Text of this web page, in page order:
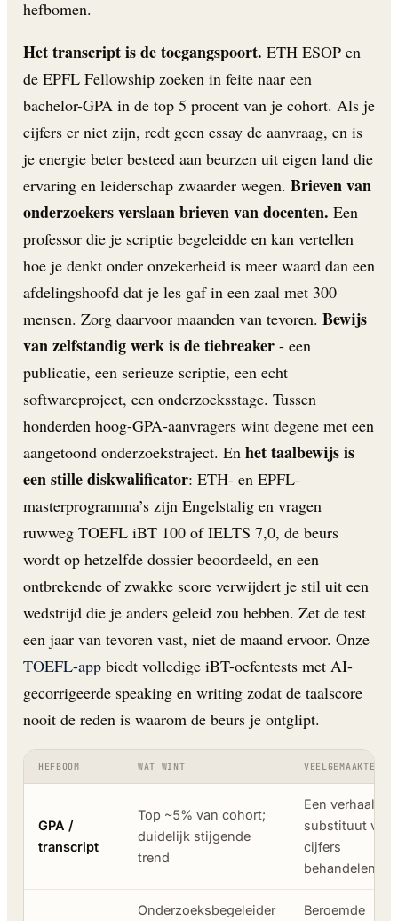
hefbomen.
Het transcript is de toegangspoort. ETH ESOP en
de EPFL Fellowship zoeken in feite naar een
bachelor-GPA in de top 5 procent van je cohort. Als je
cijfers er niet zijn, redt geen essay de aanvraag, en is
je energie beter besteed aan beurzen uit eigen land die
ervaring en leiderschap zwaarder wegen. Brieven van
onderzoekers verslaan brieven van docenten. Een
professor die je scriptie begeleidde en kan vertellen
hoe je denkt onder onzekerheid is meer waard dan een
afdelingshoofd dat je les gaf in een zaal met 300
mensen. Zorg daarvoor maanden van tevoren. Bewijs
van zelfstandig werk is de tiebreaker - een
publicatie, een serieuze scriptie, een echt
softwareproject, een onderzoeksstage. Tussen
honderden hoog-GPA-aanvragers wint degene met een
aangetoond onderzoekstraject. En het taalbewijs is
een stille diskwalificator: ETH- en EPFL-
masterprogramma’s zijn Engelstalig en vragen
ruwweg TOEFL iBT 100 of IELTS 7,0, de beurs
wordt op hetzelfde dossier beoordeeld, en een
ontbrekende of zwakke score verwijdert je stil uit een
wedstrijd die je anders geleid zou hebben. Zet de test
een jaar van tevoren vast, niet de maand ervoor. Onze
TOEFL-app biedt volledige iBT-oefentests met AI-
gecorrigeerde speaking en writing zodat de taalscore
nooit de reden is waarom de beurs je ontglipt.
HEFBOOM WAT WINT VEELGEMAAKTE
GPA /
transcript
Top ~5% van cohort;
duidelijk stijgende
trend
Een verhaal als
substituut voor
cijfers
behandelen
Onderzoeksbegeleider Beroemde